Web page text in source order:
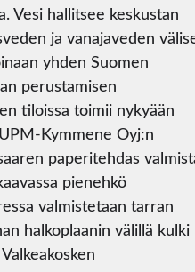
Vesi hallitsee keskustan
ja vanajaveden
yhden Suomen
perustamisen
tiloissa toimii nykyään
Kymmene Oyj:n
paperitehdas
pienehkö
valmistetaan tarran
halkoplaanin välillä kulki